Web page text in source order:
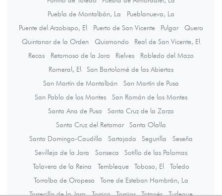
Puebla de Montalbán, La
Pueblanueva, La
Puente del Arzobispo, El
Puerto de San Vicente Pulgar
Quero
Quintanar de la Orden
Quismondo
Real de San Vicente, El
Recas
Retamoso de la Jara Rielves
Robledo del Mazo
Romeral, El
San Bartolomé de las Abiertas
San Martín de Montalbán
San Martín de Pusa
San Pablo de los Montes
San Román de los Montes
Santa Ana de Pusa
Santa Cruz de la Zarza
Santa Cruz del Retamar
Santa Olalla
Santo Domingo-Caudilla
Sartajada Segurilla
Seseña
Sevilleja de la Jara
Sonseca
Sotillo de las Palomas
Talavera de la Reina
Tembleque Toboso, El
Toledo
Torralba de Oropesa
Torre de Esteban Hambrán, La
Torrecilla de la Jara
Torrico Torrijos Totanés
Turleque